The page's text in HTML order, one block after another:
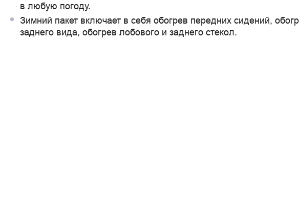
в любую погоду.
Зимний пакет включает в себя обогрев передних сидений,
заднего вида, обогрев лобового и заднего стекол.